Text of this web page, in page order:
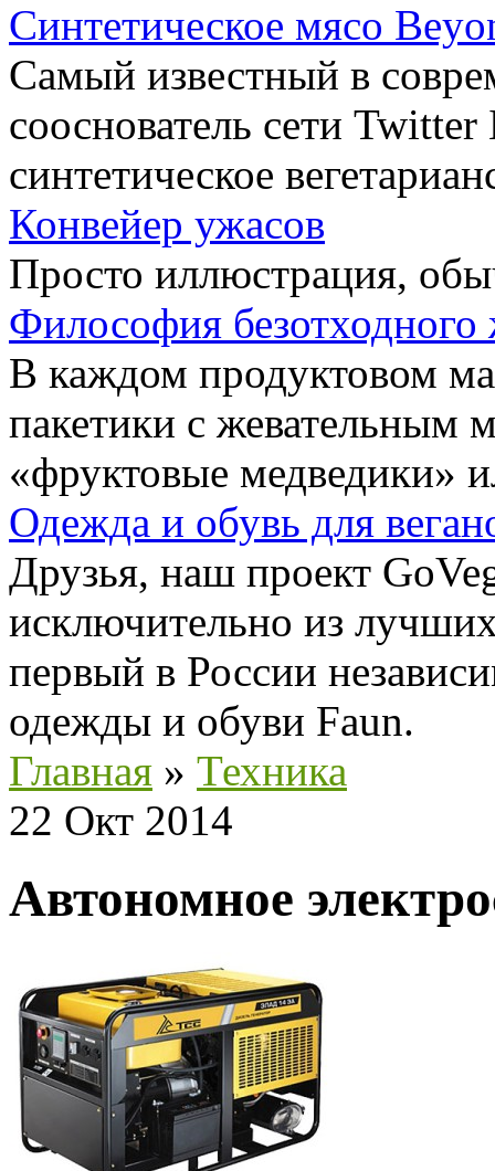
Синтетическое мясо
Самый известный в
сооснователь сети
синтетическое
Конвейер ужасов
Просто иллюстрация,
Философия безотходного
В каждом продуктовом
пакетики с жевательным
«фруктовые медведики»
Одежда и обувь для
Друзья, наш проект
исключительно из
первый в России
одежды и обуви Faun.
Главная » Техника
22 Окт 2014
Автономное